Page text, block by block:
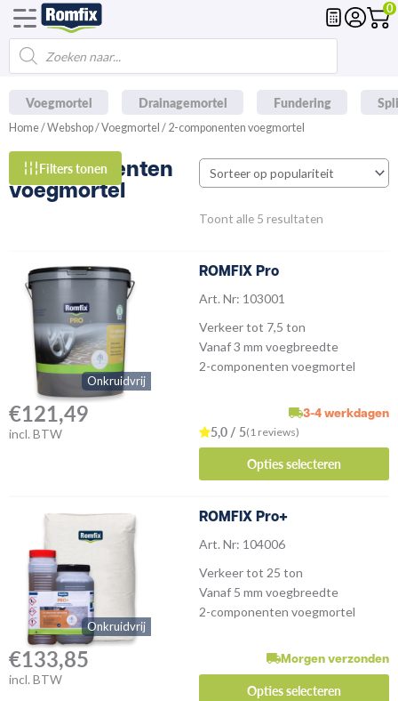
Spring
naar
inhoud
0
Products
search
Voegmortel Drainagemortel Fundering
Home/Webshop/Voegmortel / 2-componenten voegmortel
Filters tonen
2-componenten
voegmortel
Toont alle 5 resultaten
Onkruidvrij
ROMFIX Pro
Art. Nr: 103001
Verkeer tot 7,5 ton
Vanaf 3 mm voegbreedte
2-componenten voegmortel
€121,49
incl. BTW
3-4 werkdagen
5,0 / 5(1 reviews)
Opties selecteren
Onkruidvrij
ROMFIX Pro+
Art. Nr: 104006
Verkeer tot 25 ton
Vanaf 5 mm voegbreedte
2-componenten voegmortel
€133,85
incl. BTW
Morgen verzonden
Opties selecteren